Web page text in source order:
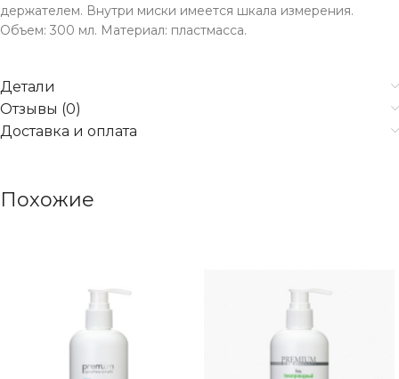
держателем. Внутри миски имеется шкала измерения.
Объем: 300 мл. Материал: пластмасса.
Детали
Отзывы (0)
Доставка и оплата
Похожие